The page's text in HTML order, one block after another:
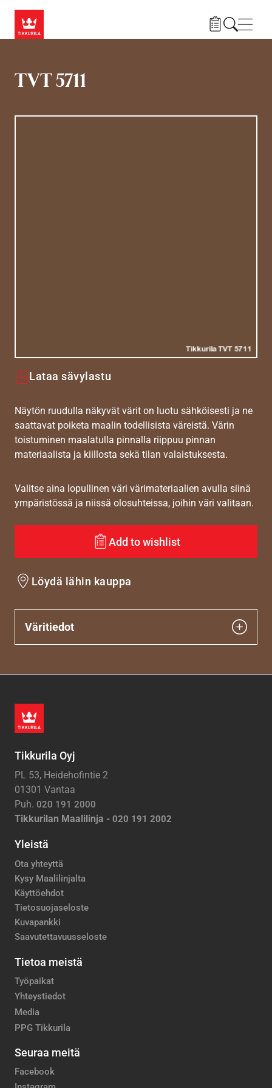
TVT 5711
Lataa sävylastu
Näytön ruudulla näkyvät värit on luotu sähköisesti ja ne
saattavat poiketa maalin todellisista väreistä. Värin
toistuminen maalatulla pinnalla riippuu pinnan
materiaalista ja kiillosta sekä tilan valaistuksesta.
Valitse aina lopullinen väri värimateriaalien avulla siinä
ympäristössä ja niissä olosuhteissa, joihin väri valitaan.
Add to wishlist
Löydä lähin kauppa
Väritiedot
Tikkurila Oyj
PL 53, Heidehofintie 2
01301 Vantaa
Puh. 020 191 2000
Tikkurilan Maalilinja - 020 191 2002
Yleistä
Ota yhteyttä
Kysy Maalilinjalta
Käyttöehdot
Tietosuojaseloste
Kuvapankki
Saavutettavuusseloste
Tietoa meistä
Työpaikat
Yhteystiedot
Media
PPG Tikkurila
Seuraa meitä
Facebook